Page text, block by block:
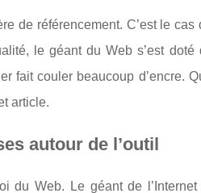
de référencement. C’est le cas
le géant du Web s’est doté
couler beaucoup d’encre.
article.
autour de l’outil
du Web. Le géant de